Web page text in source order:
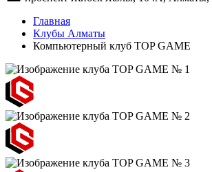
Главная
Клубы Алматы
Компьютерный клуб TOP GAME